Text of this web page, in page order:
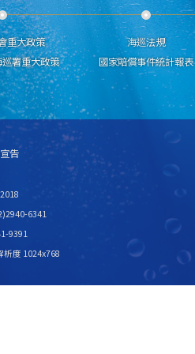
重大政策
署重大政策
海巡法規
國家賠償事件統計報表
告
6341
9391
度 1024x768